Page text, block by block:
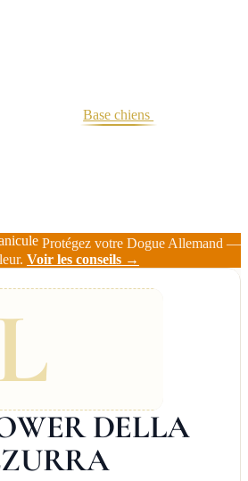
Base chiens
Protégez votre Dogue Allemand —
Voir les conseils →
DELLA